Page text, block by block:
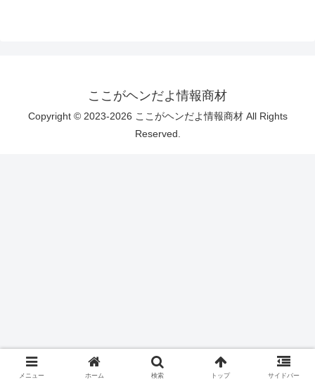
ここがヘンだよ情報商材
Copyright © 2023-2026 ここがヘンだよ情報商材 All Rights
Reserved.
メニュー ホーム 検索 トップ サイドバー